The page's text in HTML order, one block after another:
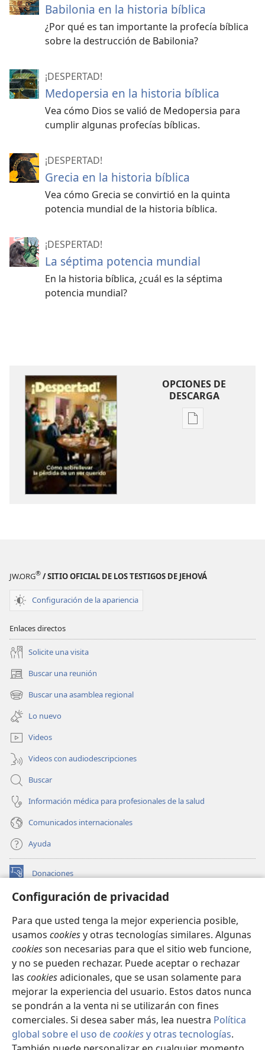
Configuración de privacidad
Para que usted tenga la mejor experiencia posible,
usamos cookiesy otras tecnologías similares. Algunas
cookiesson necesarias para que el sitio web funcione,
y no se pueden rechazar. Puede aceptar o rechazar
las cookiesadicionales, que se usan solamente para
mejorar la experiencia del usuario. Estos datos nunca
se pondrán a la venta ni se utilizarán con fines
comerciales. Si desea saber más, lea nuestra Política
global sobre el uso decookiesy otras tecnologías.
Babilonia en la historia bíblica
¿Por qué es tan importante la profecía bíblica
sobre la destrucción de Babilonia?
¡DESPERTAD!
Medopersia en la historia bíblica
Vea cómo Dios se valió de Medopersia para
cumplir algunas profecías bíblicas.
¡DESPERTAD!
Grecia en la historia bíblica
Vea cómo Grecia se convirtió en la quinta
potencia mundial de la historia bíblica.
¡DESPERTAD!
La séptima potencia mundial
En la historia bíblica, ¿cuál es la séptima
potencia mundial?
OPCIONES DE
DESCARGA
Opciones
JW.ORG® / SITIO OFICIAL DE LOS TESTIGOS DE JEHOVÁ
Configuración de la apariencia
Enlaces directos
Solicite una visita
Buscar una reunión
(abre
una
nueva
ventana)
Buscar una asamblea regional
(abre
una
nueva
ventana)
Lo nuevo
Videos
Videos con audiodescripciones
Buscar
Información médica para profesionales de la salud
Comunicados internacionales
Ayuda
Donaciones
(abre
nueva BIBLIOTECA EN LÍNEA Watchtower™
una
nueva
ventana)
JW Hub
(abre
una
nueva
ventana)
JW Library
Watchtower Library
Copyright© 2026 Watch Tower Bible and Tract Society of Pennsylvania.